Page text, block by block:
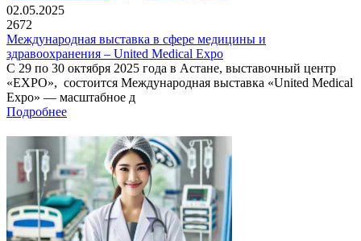
02.05.2025
2672
Международная выставка в сфере медицины и
здравоохранения – United Medical Expo
С 29 по 30 октября 2025 года в Астане, выставочный центр
«EXPO», состоится Международная выставка «United Medical
Expo» — масштабное д
Подробнее